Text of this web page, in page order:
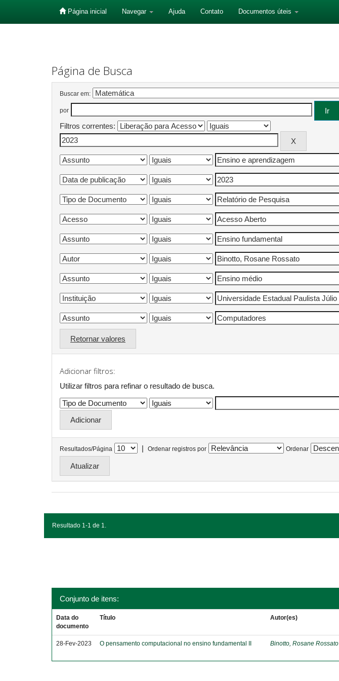
Página inicial Navegar Ajuda Contato Documentos úteis
Página de Busca
Buscar em:
por
Filtros correntes:
Retornar valores
Adicionar filtros:
Utilizar filtros para refinar o resultado de busca.
Resultados/Página | Ordenar registros por Ordenar
Resultado 1-1 de 1.
Conjunto de itens:
Data do
documento
Título Autor(es)
28-Fev-2023 O pensamento computacional no ensino fundamental II Binotto, Rosane Rossato